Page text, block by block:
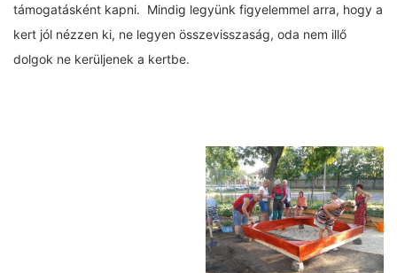
támogatásként kapni. Mindig legyünk figyelemmel arra, hogy a
kert jól nézzen ki, ne legyen összevisszaság, oda nem illő
dolgok ne kerüljenek a kertbe.